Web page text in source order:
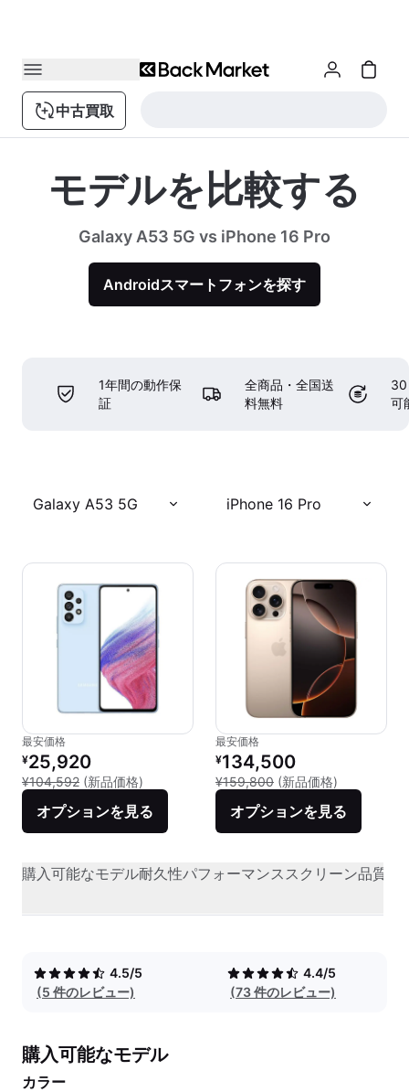
中古買取
モデルを比較する
Galaxy A53 5G vs iPhone 16 Pro
Androidスマートフォンを探す
1年間の動作保
証
全商品・全国送
料無料
30
可
Galaxy A53 5G iPhone 16 Pro
最安価格
リファービッシュ品の価格：
¥25,920
¥104,592 (新品価格) 新品との比較：¥104,592
オプションを見る
最安価格
リファービッシュ品の価格：
¥134,500
¥159,800 (新品価格)
オプションを見る
購入可能なモデル耐久性パフォーマンススクリーン品質
4.5/5
(5 件のレビュー)
4.4/5
(73 件のレビュー)
購入可能なモデル
カラー